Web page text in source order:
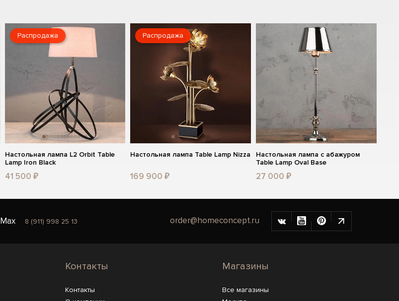
Распродажа
Настольная лампа L2 Orbit Table
Lamp Iron Black
41 500 ₽
Распродажа
Настольная лампа Table Lamp Nizza
169 900 ₽
Настольная лампа с абажуром
Table Lamp Oval Base
27 000 ₽
Max 8 (911) 998 25 13 order@homeconcept.ru
Контакты
Контакты
Магазины
Все магазины